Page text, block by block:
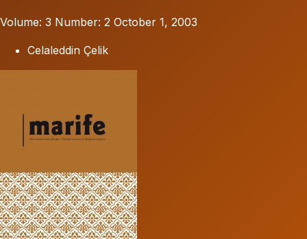
Volume: 3 Number: 2 October 1, 2003
Celaleddin Çelik